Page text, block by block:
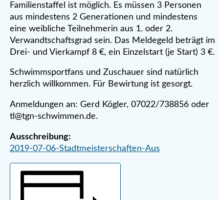
Familienstaffel ist möglich. Es müssen 3 Personen
aus mindestens 2 Generationen und mindestens
eine weibliche Teilnehmerin aus 1. oder 2.
Verwandtschaftsgrad sein. Das Meldegeld beträgt im
Drei- und Vierkampf 8 €, ein Einzelstart (je Start) 3 €.
Schwimmsportfans und Zuschauer sind natürlich
herzlich willkommen. Für Bewirtung ist gesorgt.
Anmeldungen an: Gerd Kögler, 07022/738856 oder
tl@tgn-schwimmen.de.
Ausschreibung:
2019-07-06-Stadtmeisterschaften-Aus